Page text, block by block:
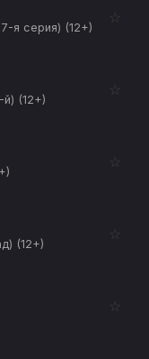
я серия) (12+)
☆
(12+)
☆
☆
(12+)
☆
☆